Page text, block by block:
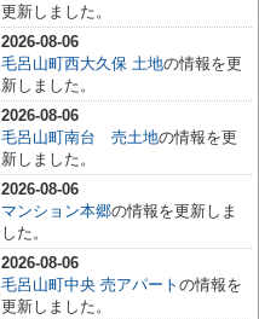
更新しました。
2026-08-06
毛呂山町西大久保 土地の情報を更
新しました。
2026-08-06
毛呂山町南台 売土地の情報を更
新しました。
2026-08-06
マンション本郷の情報を更新しま
した。
2026-08-06
毛呂山町中央 売アパート の情報を
更新しました。